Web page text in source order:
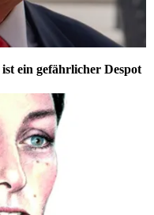
ein gefährlicher Despot